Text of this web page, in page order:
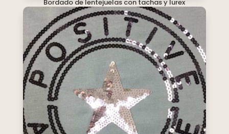
Bordado de lentejuelas con tachas y lurex